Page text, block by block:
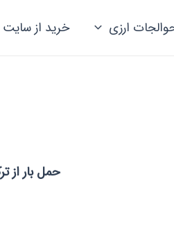
ارزی خرید از
حمل بار از